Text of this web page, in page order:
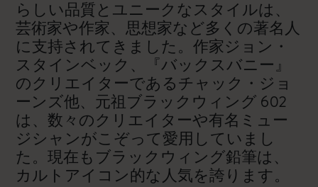
らしい品質とユニークなスタイルは、
芸術家や作家、思想家など多くの著名人
に支持されてきました。作家ジョン・
スタインベック、『バックスバニー』
のクリエイターであるチャック・ジョ
ーンズ他、元祖ブラックウィング 602
は、数々のクリエイターや有名ミュー
ジシャンがこぞって愛用していまし
た。現在もブラックウィング鉛筆は、
カルトアイコン的な人気を誇ります。